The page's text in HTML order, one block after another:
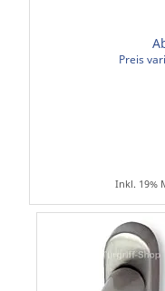
Preis
Inkl. 19%